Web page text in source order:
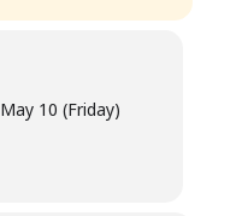
May 10 (Friday)